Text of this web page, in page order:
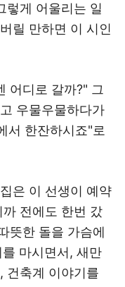
렇게 어울리는 일
릴 만하면 이 시인
어디로 갈까?" 그
우물우물하다가
서 한잔하시죠"로
은 이 선생이 예약
전에도 한번 갔
뜻한 돌을 가슴에
마시면서, 새만
건축계 이야기를